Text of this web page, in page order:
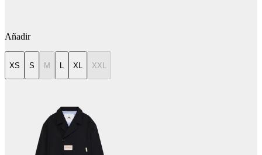
Añadir
XS S M XL XXL